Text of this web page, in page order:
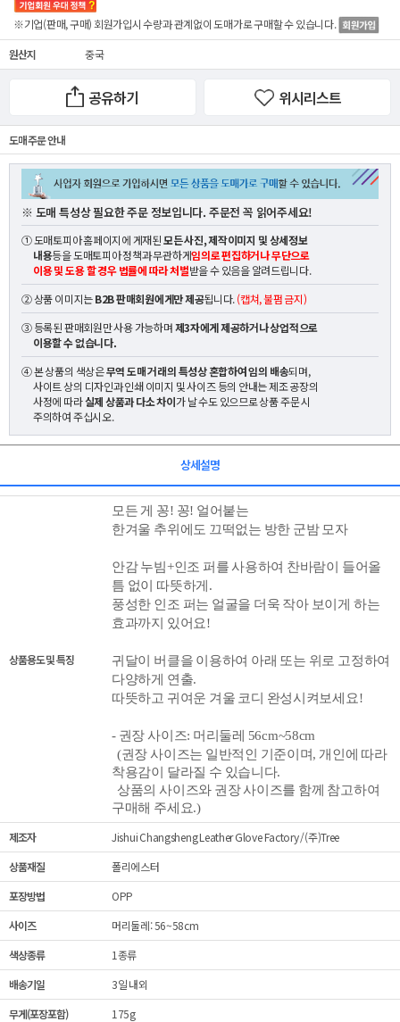
※기업(판매, 구매) 회원가입시 수량과 관계없이도매가로 구매할 수 있습니다.
원산지 중국
공유하기 위시리스트
도매 주문 안내
※ 도매 특성상 필요한 주문 정보입니다. 주문전 꼭 읽어주세요!
① 도매토피아 홈페이지에 게재된모든 사진, 제작이미지 및 상세정보
내용등을 도매토피아 정책과 무관하게임의로 편집하거나 무단으로
이용 및 도용 할 경우 법률에 따라 처벌받을 수 있음을 알려드립니다.
② 상품 이미지는B2B 판매회원에게만 제공됩니다.(캡쳐, 불펌 금지)
③ 등록된 판매회원만 사용 가능하며제3자에게 제공하거나 상업적으로
이용할 수 없습니다.
④ 본 상품의 색상은무역 도매 거래의 특성상 혼합하여 임의 배송되며,
사이트 상의 디자인과 인쇄 이미지 및 사이즈 등의 안내는 제조 공장의
사정에 따라실제 상품과 다소 차이가 날 수도 있으므로 상품 주문 시
주의하여 주십시오.
상세설명
상품용도 및 특징
모든 게 꽁! 꽁! 얼어붙는
한겨울 추위에도 끄떡없는 방한 군밤 모자
안감 누빔+인조 퍼를 사용하여 찬바람이 들어올
틈 없이 따뜻하게.
풍성한 인조 퍼는 얼굴을 더욱 작아 보이게 하는
효과까지 있어요!
귀달이 버클을 이용하여 아래 또는 위로 고정하여
다양하게 연출.
따뜻하고 귀여운 겨울 코디 완성시켜보세요!
- 권장 사이즈: 머리둘레 56cm~58cm
(권장 사이즈는 일반적인 기준이며, 개인에 따라
착용감이 달라질 수 있습니다.
상품의 사이즈와 권장 사이즈를 함께 참고하여
구매해 주세요.)
제조자
Jishui Changsheng Leather Glove Factory /(주)Tree
상품재질
폴리에스터
포장방법
OPP
사이즈
머리둘레: 56~58cm
색상종류
1종류
배송기일
3일 내외
무게(포장포함)
175g